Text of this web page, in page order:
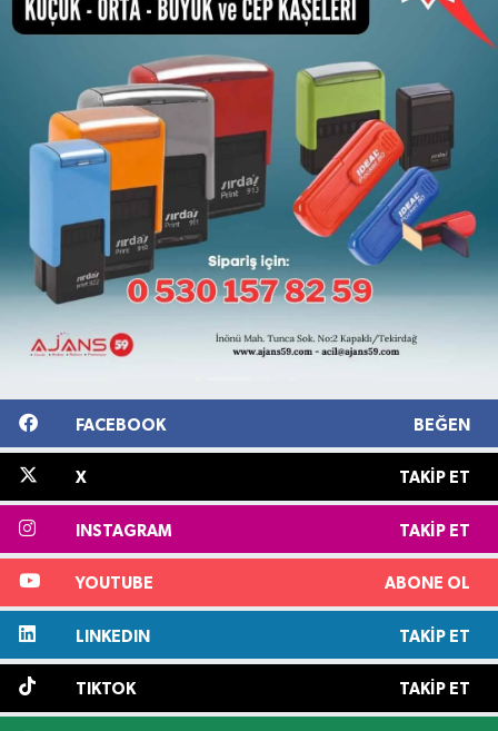
FACEBOOK BEĞEN
X TAKIP ET
INSTAGRAM TAKIP ET
YOUTUBE ABONE OL
LINKEDIN TAKIP ET
TIKTOK TAKIP ET